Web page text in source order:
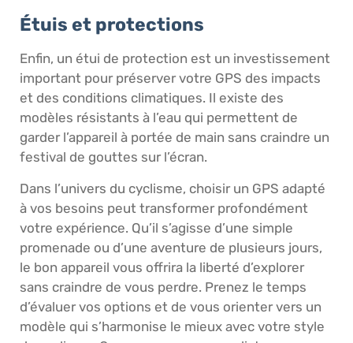
Étuis et protections
Enfin, un étui de protection est un investissement
important pour préserver votre GPS des impacts
et des conditions climatiques. Il existe des
modèles résistants à l’eau qui permettent de
garder l’appareil à portée de main sans craindre un
festival de gouttes sur l’écran.
Dans l’univers du cyclisme, choisir un GPS adapté
à vos besoins peut transformer profondément
votre expérience. Qu’il s’agisse d’une simple
promenade ou d’une aventure de plusieurs jours,
le bon appareil vous offrira la liberté d’explorer
sans craindre de vous perdre. Prenez le temps
d’évaluer vos options et de vous orienter vers un
modèle qui s’harmonise le mieux avec votre style